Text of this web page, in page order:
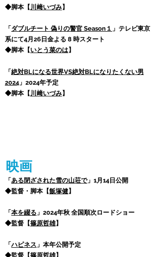
映画
「 ある閉ざされた雪の山荘で」1月14日公開
◆監督・脚本【飯塚健】
「 本を綴る 」2024年秋 全国順次ロードショー
◆監督【篠原哲雄】
「 ハピネス 」本年公開予定
◆監督【篠原哲雄】
◆脚本【川﨑いづみ】
「 ダブルチート 偽りの警官 Season１ 」テレビ東京
系にて4月26日金よる 8 時スタート
◆脚本【いとう菜のは】
「 絶対BLになる世界VS絶対BLになりたくない男
2024 」2024年予定
◆脚本【川﨑いづみ】